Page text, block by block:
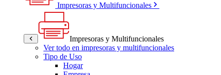
Impresoras y Multifuncionales
Impresoras y Multifuncionales
Ver todo en impresoras y multifuncionales
Tipo de Uso
Hogar